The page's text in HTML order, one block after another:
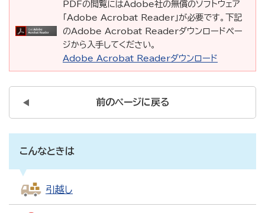
PDFの閲覧にはAdobe社の無償のソフトウェア
「Adobe Acrobat Reader」が必要です。下記
のAdobe Acrobat Readerダウンロードペー
ジから入手してください。
Adobe Acrobat Readerダウンロード
前のページに戻る
こんなときは
引越し